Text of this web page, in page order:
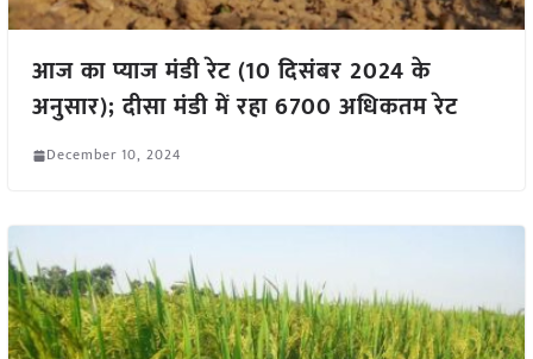
आज का प्याज मंडी रेट (10 दिसंबर 2024 के
अनुसार); दीसा मंडी में रहा 6700 अधिकतम रेट
December 10, 2024